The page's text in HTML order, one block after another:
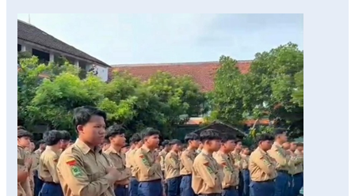
“Membentuk
Karakter
Tangguh
dan
Disiplin
melalui
Kegiatan
HW
Wajib
di